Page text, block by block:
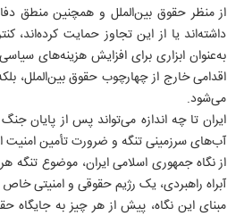
از منظر حقوق بین‌الملل و همچنین منطق
داشته‌اند یا از این تجاوز حمایت کرده‌اند،
به‌عنوان ابزاری برای افزایش هزینه‌های
اقدامی خارج از چهارچوب حقوق بین‌الملل،
می‌شود.
ایران تا چه اندازه می‌تواند پس از پایان
آب‌های سرزمینی تنگه و ضرورت تأمین امنیت
از نگاه جمهوری اسلامی ایران، موضوع
آبراه راهبردی، یک رژیم حقوقی و امنیتی